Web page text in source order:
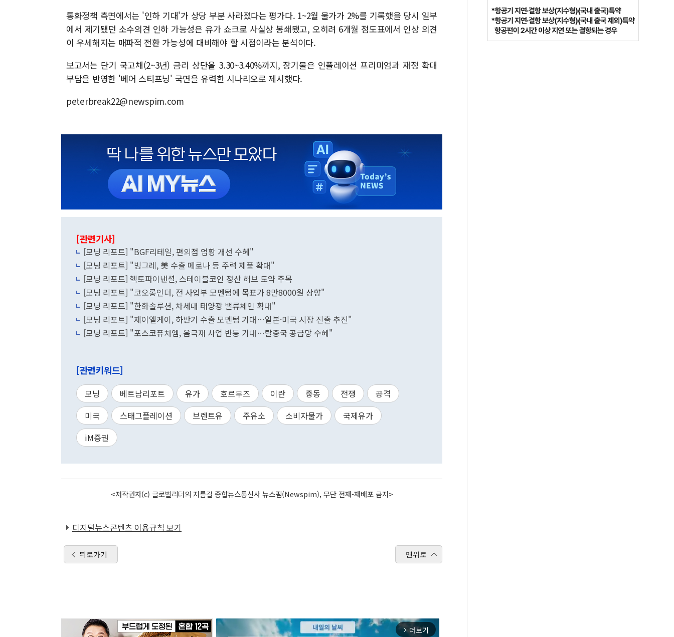
통화정책 측면에서는 '인하 기대'가 상당 부분 사라졌다는 평가다. 1~2월 물가가 2%를 기록했을 당시 일부
에서 제기됐던 소수의견 인하 가능성은 유가 쇼크로 사실상 봉쇄됐고, 오히려 6개월 점도표에서 인상 의견
이 우세해지는 매파적 전환 가능성에 대비해야 할 시점이라는 분석이다.
보고서는 단기 국고채(2~3년) 금리 상단을 3.30~3.40%까지, 장기물은 인플레이션 프리미엄과 재정 확대
부담을 반영한 '베어 스티프닝' 국면을 유력한 시나리오로 제시했다.
peterbreak22@newspim.com
[관련기사]
[모닝 리포트] "BGF리테일, 편의점 업황 개선 수혜"
[모닝 리포트] "빙그레, 美 수출 메로나 등 주력 제품 확대"
[모닝 리포트] 헥토파이낸셜, 스테이블코인 정산 허브 도약 주목
[모닝 리포트] "코오롱인더, 전 사업부 모멘텀에 목표가 8만8000원 상향"
[모닝 리포트] "한화솔루션, 차세대 태양광 밸류체인 확대"
[모닝 리포트] "제이엘케이, 하반기 수출 모멘텀 기대…일본·미국 시장 진출 추진"
[모닝 리포트] "포스코퓨처엠, 음극재 사업 반등 기대…탈중국 공급망 수혜"
[관련키워드]
모닝 베트남리포트 유가 호르무즈 이란 중동 전쟁
공격
미국
스태그플레이션 브렌트유 주유소 소비자물가
국제유가
iM증권
<저작권자(c) 글로벌리더의 지름길 종합뉴스통신사 뉴스핌(Newspim), 무단 전재-재배포 금지>
디지털뉴스콘텐츠 이용규칙 보기
뒤로가기 맨위로
arrow_forward_ios 더보기